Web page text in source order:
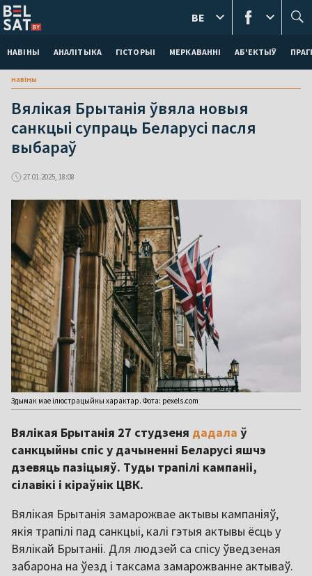
НАВІНЫ АНАЛІТЫКА ГІСТОРЫІ МЕРКАВАННI АБ'ЕКТЫЎ
BE
навіны
Вялікая Брытанія ўвяла новыя
санкцыі супраць Беларусі пасля
выбараў
27.01.2025, 18:08
Здымак мае ілюстрацыйны характар. Фота: pexels.com
Вялікая Брытанія 27 студзеня дадала ў
санкцыйны спіс у дачыненні Беларусі яшчэ
дзевяць пазіцыяў. Туды трапілі кампаніі,
сілавікі і кіраўнік ЦВК.
Вялікая Брытанія замарожвае актывы кампаніяў,
якія трапілі пад санкцыі, калі гэтыя актывы ёсць у
Вялікай Брытаніі. Для людзей са спісу ўведзеная
забарона на ўезд і таксама замарожванне актываў.